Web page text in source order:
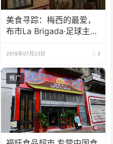
美食寻踪：梅西的最爱，
布市La Brigada·足球主题
2018年07月23日 3
推广